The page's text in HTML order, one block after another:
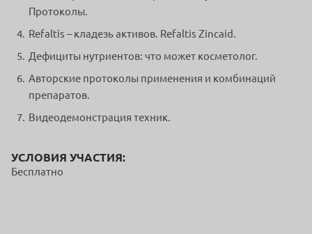
Протоколы.
Refaltis – кладезь активов. Refaltis Zincaid.
Дефициты нутриентов: что может косметолог.
Авторские протоколы применения и комбинаций
препаратов.
Видеодемонстрация техник.
УСЛОВИЯ УЧАСТИЯ:
Бесплатно